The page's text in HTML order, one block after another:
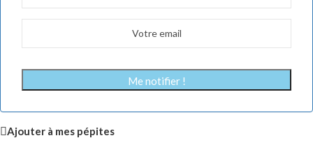
Me notifier !
Ajouter à mes pépites